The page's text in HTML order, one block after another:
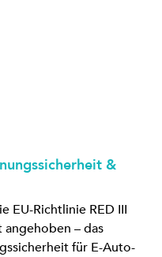
&
EU-Richtlinie RED III
angehoben – das
für E-Auto-